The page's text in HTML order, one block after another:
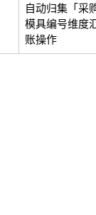
自动归集「采
模具编号维度
账操作